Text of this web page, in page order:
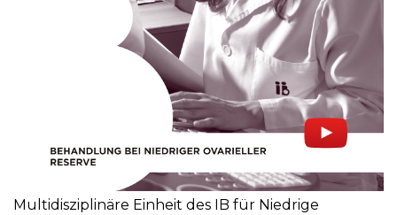
Multidisziplinäre Einheit des IB für Niedrige